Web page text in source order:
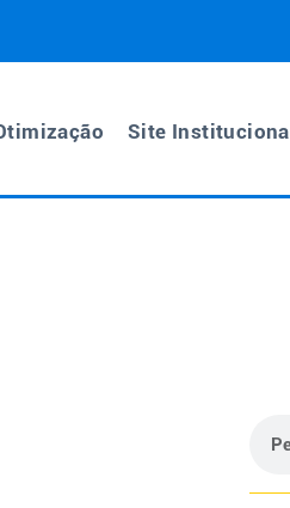
Site Institucional